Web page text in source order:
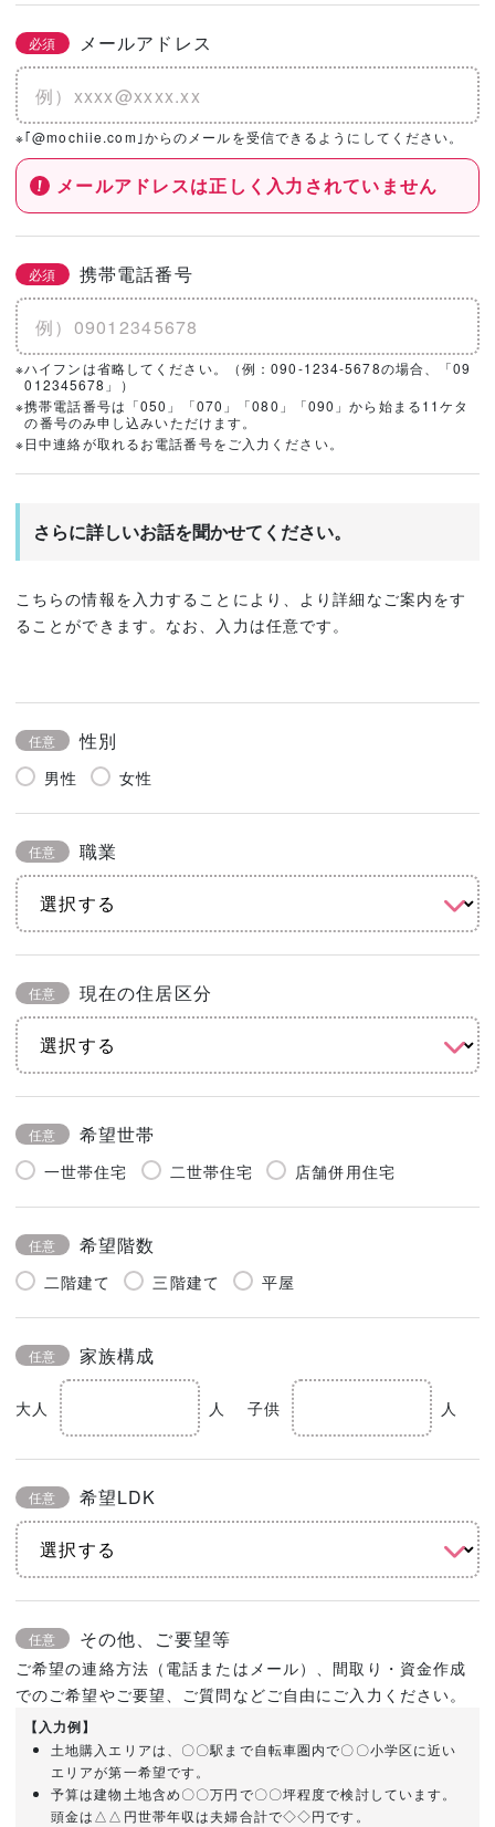
必須 メールアドレス
※｢@mochiie.com｣からのメールを受信できるようにしてください。
メールアドレスは正しく入力されていません
必須 携帯電話番号
※ハイフンは省略してください。（例：090-1234-5678の場合、「09
012345678」）
※携帯電話番号は「050」「070」「080」「090」から始まる11ケタ
の番号のみ申し込みいただけます。
※日中連絡が取れるお電話番号をご入力ください。
さらに詳しいお話を聞かせてください。
こちらの情報を入力することにより、より詳細なご案内をす
ることができます。なお、入力は任意です。
任意 性別
男性 女性
任意 職業
任意 現在の住居区分
任意 希望世帯
一世帯住宅 二世帯住宅 店舗併用住宅
任意 希望階数
二階建て 三階建て 平屋
任意 家族構成
大人 人 子供 人
任意 希望LDK
任意 その他、ご要望等
ご希望の連絡方法（電話またはメール）、間取り・資金作成
でのご希望やご要望、ご質問などご自由にご入力ください。
【入力例】
土地購入エリアは、〇〇駅まで自転車圏内で〇〇小学区に近い
エリアが第一希望です。
予算は建物土地含め〇〇万円で〇〇坪程度で検討しています。
頭金は△△円世帯年収は夫婦合計で◇◇円です。